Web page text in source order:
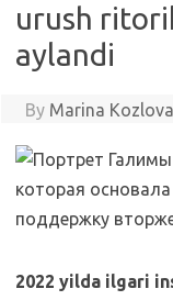
urush
aylandi
By Marina Kozlova
2022 yilda ilgari